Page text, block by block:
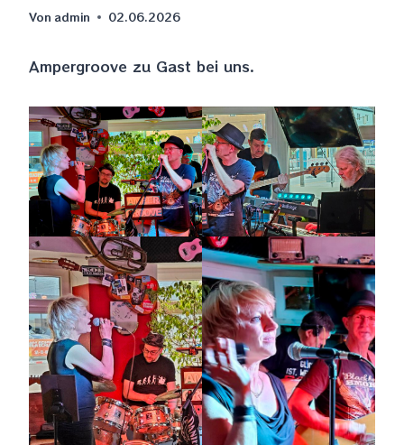
Von admin 02.06.2026
Ampergroove zu Gast bei uns.